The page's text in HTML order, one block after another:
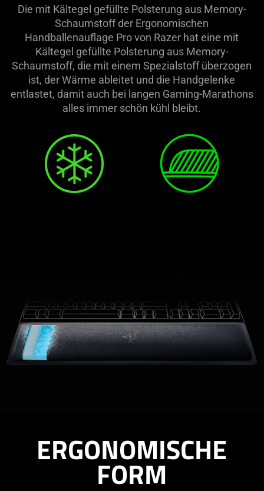
Die mit Kältegel gefüllte Polsterung aus Memory-
Schaumstoff der Ergonomischen
Handballenauflage Pro von Razer hat eine mit
Kältegel gefüllte Polsterung aus Memory-
Schaumstoff, die mit einem Spezialstoff überzogen
ist, der Wärme ableitet und die Handgelenke
entlastet, damit auch bei langen Gaming-Marathons
alles immer schön kühl bleibt.
ERGONOMISCHE
FORM